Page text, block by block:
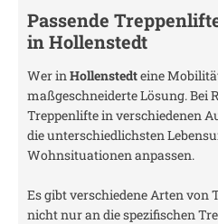
Passende
inHollenstedt
Wer inHollenstedteine
maßgeschneiderte Lösung. Bei
Treppenlifte in verschiedenen
die unterschiedlichsten
Wohnsituationen anpassen.
Es gibt verschiedene Arten von
nicht nur an die spezifischen